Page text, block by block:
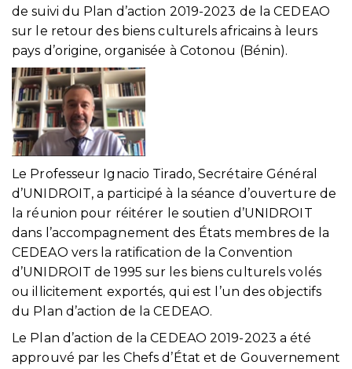
de suivi du Plan d’action 2019-2023 de la CEDEAO
sur le retour des biens culturels africains à leurs
pays d’origine, organisée à Cotonou (Bénin).
Le Professeur Ignacio Tirado, Secrétaire Général
d’UNIDROIT, a participé à la séance d’ouverture de
la réunion pour réitérer le soutien d’UNIDROIT
dans l’accompagnement des États membres de la
CEDEAO vers la ratification de la Convention
d’UNIDROIT de 1995 sur les biens culturels volés
ou illicitement exportés, qui est l’un des objectifs
du Plan d’action de la CEDEAO.
Le Plan d’action de la CEDEAO 2019-2023 a été
approuvé par les Chefs d’État et de Gouvernement